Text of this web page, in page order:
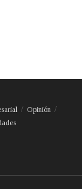
Opinión